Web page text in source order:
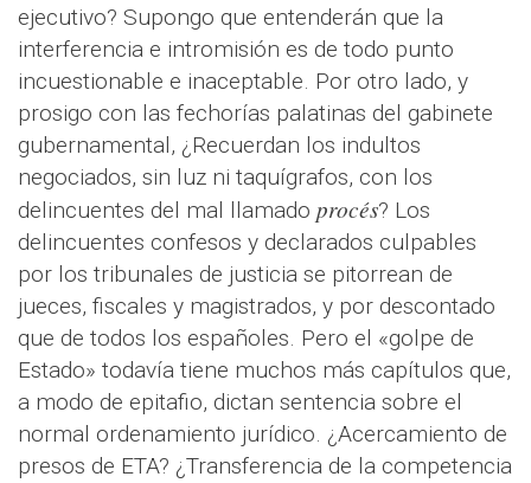
ejecutivo? Supongo que entenderán que la
interferencia e intromisión es de todo punto
incuestionable e inaceptable. Por otro lado, y
prosigo con las fechorías palatinas del gabinete
gubernamental, ¿Recuerdan los indultos
negociados, sin luz ni taquígrafos, con los
delincuentes del mal llamado procés? Los
delincuentes confesos y declarados culpables
por los tribunales de justicia se pitorrean de
jueces, fiscales y magistrados, y por descontado
que de todos los españoles. Pero el «golpe de
Estado» todavía tiene muchos más capítulos que,
a modo de epitafio, dictan sentencia sobre el
normal ordenamiento jurídico. ¿Acercamiento de
presos de ETA? ¿Transferencia de la competencia